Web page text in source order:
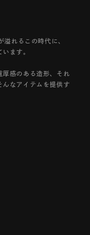
溢れるこの時代に、
ます。
厚感のある造形、それ
んなアイテムを提供す